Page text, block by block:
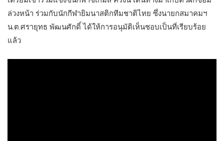
ล่วงหน้า ร่วมกับนักกีฬายิมนาสติกทีมชาติไทย ซึ่งนายกสมาคมฯ
น.ต.ศรายุทธ พัฒนศักดิ์ ได้ให้การอนุมัติเห็นชอบเป็นที่เรียบร้อย
แล้ว